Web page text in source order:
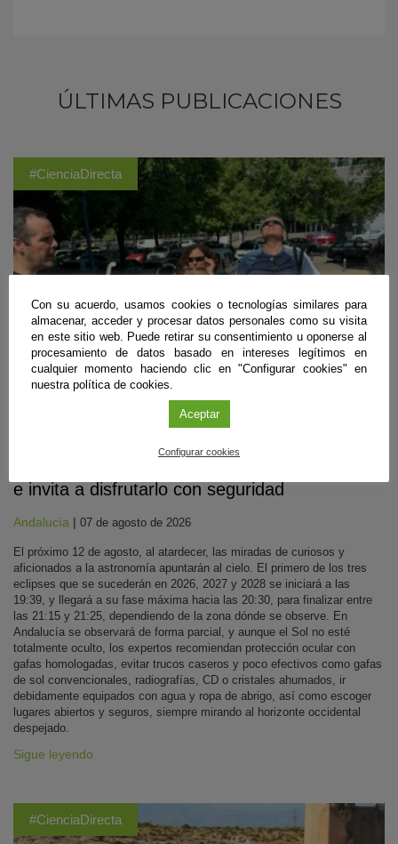
ÚLTIMAS PUBLICACIONES
#CienciaDirecta
e invita a disfrutarlo con seguridad
Andalucía | 07 de agosto de 2026
El próximo 12 de agosto, al atardecer, las miradas de curiosos y
aficionados a la astronomía apuntarán al cielo. El primero de los tres
eclipses que se sucederán en 2026, 2027 y 2028 se iniciará a las
19:39, y llegará a su fase máxima hacia las 20:30, para finalizar entre
las 21:15 y 21:25, dependiendo de la zona dónde se observe. En
Andalucía se observará de forma parcial, y aunque el Sol no esté
totalmente oculto, los expertos recomiendan protección ocular con
gafas homologadas, evitar trucos caseros y poco efectivos como gafas
de sol convencionales, radiografías, CD o cristales ahumados, ir
debidamente equipados con agua y ropa de abrigo, así como escoger
lugares abiertos y seguros, siempre mirando al horizonte occidental
despejado.
Sigue leyendo
#CienciaDirecta
Con su acuerdo, usamos cookies o tecnologías similares para
almacenar, acceder y procesar datos personales como su visita
en este sitio web. Puede retirar su consentimiento u oponerse al
procesamiento de datos basado en intereses legítimos en
cualquier momento haciendo clic en "Configurar cookies" en
nuestra política de cookies.
Aceptar
Configurar cookies